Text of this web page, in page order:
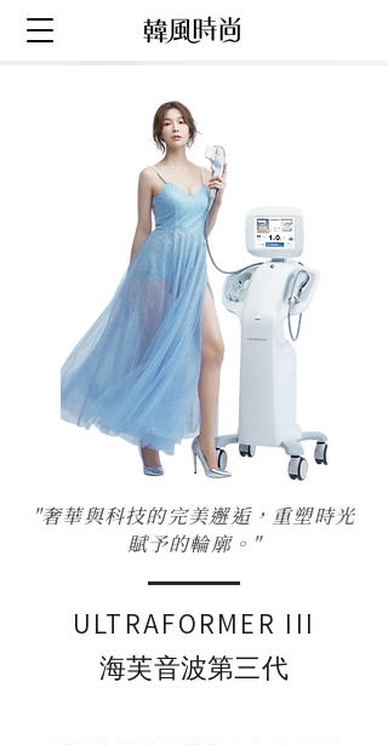
"奢華與科技的完美邂逅，重塑時光
賦予的輪廓。"
ULTRAFORMER III
海芙音波第三代